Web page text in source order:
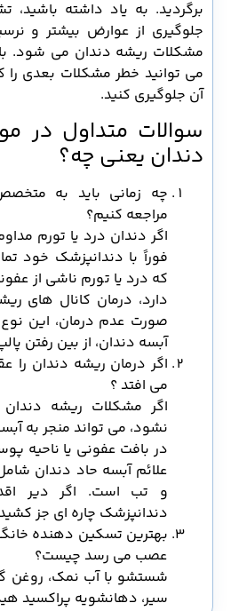
برگردید. به یاد داشته باشید،
جلوگیری از عوارض بیشتر و
مشکلات ریشه دندان می شود. با
می توانید خطر مشکلات بعدی را
آن جلوگیری کنید.
سوالات متداول در
دندان یعنی چه؟
چه زمانی باید به متخصص
مراجعه کنیم؟
اگر دندان‌ درد یا تورم مداوم
فوراً با دندانپزشک خود
که درد یا تورم ناشی از
دارد، درمان کانال های
صورت عدم درمان، این نوع
آبسه دندان، از بین رفتن
اگر درمان ریشه دندان را عقب
می‌ افتد ؟
اگر مشکلات ریشه دندان
نشود، می تواند منجر به
در بافت عفونی یا ناحیه
علائم آبسه حاد دندان شامل
و تب است. اگر دیر
دندانپزشک چاره ای جز کشیدن
بهترین تسکین دهنده خانگی
عصب می رسد چیست؟
شستشو با آب نمک، روغن
سیر، دهانشویه پراکسید